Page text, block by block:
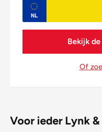
Bekijk
Of
Voor ieder Lynk